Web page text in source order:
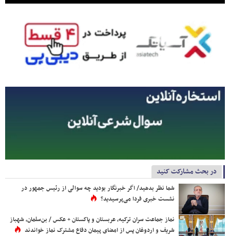
در بحث مشارکت کنید
شما نظر بدهید/ اگر خبرنگار بودید چه سوالی از رئیس جمهور در
نشست خبری فردا می‌پرسیدید؟
نماز جماعت سران ترکیه، عربستان و پاکستان + عکس / بن‌سلمان، شهباز
شریف و اردوغان پس از امضای پیمان دفاع مشترک نماز خواندند